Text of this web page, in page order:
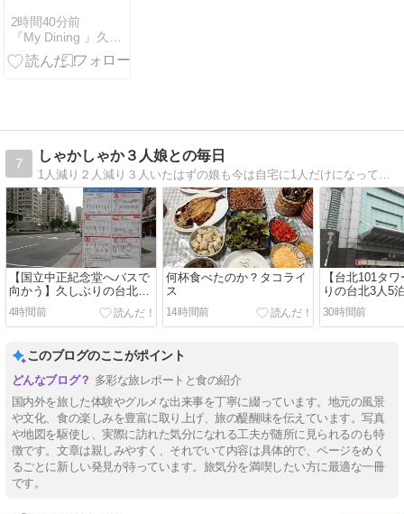
2時間40分前
『My Dining 』久留米料理教室〜おうちごはん
7
しゃかしゃか３人娘との毎日
【国立中正紀念堂へバスで
向かう】久しぶりの台北3
人5泊⑨2026/5/1
4時間前
何杯食べたのか？タコライ
ス
14時間前
【台北101タ
りの台北3人5
30時間前
このブログのここがポイント
多彩な旅レポートと食の紹介
国内外を旅した体験やグルメな出来事を丁寧に綴っています。地元の風景
や文化、食の楽しみを豊富に取り上げ、旅の醍醐味を伝えています。写真
や地図を駆使し、実際に訪れた気分になれる工夫が随所に見られるのも特
徴です。文章は親しみやすく、それでいて内容は具体的で、ページをめく
るごとに新しい発見が待っています。旅気分を満喫したい方に最適な一冊
です。